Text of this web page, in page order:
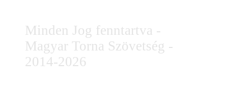
Minden Jog fenntartva -
Magyar Torna Szövetség -
2014-2026